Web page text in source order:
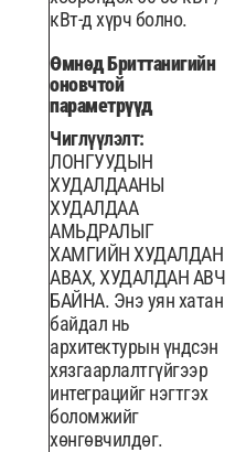
кВт-д хүрч болно.
Өмнөд Бриттанигийн
оновчтой
параметрүүд
Чиглүүлэлт:
ЛОНГУУДЫН
ХУДАЛДААНЫ
ХУДАЛДАА
АМЬДРАЛЫГ
ХАМГИЙН ХУДАЛДАН
АВАХ, ХУДАЛДАН АВЧ
БАЙНА. Энэ уян хатан
байдал нь
архитектурын үндсэн
хязгаарлалтгүйгээр
интеграцийг нэгтгэх
боломжийг
хөнгөвчилдөг.